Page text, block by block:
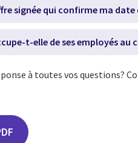
signée qui confirme ma
t-elle de ses employés au
à toutes vos questions?